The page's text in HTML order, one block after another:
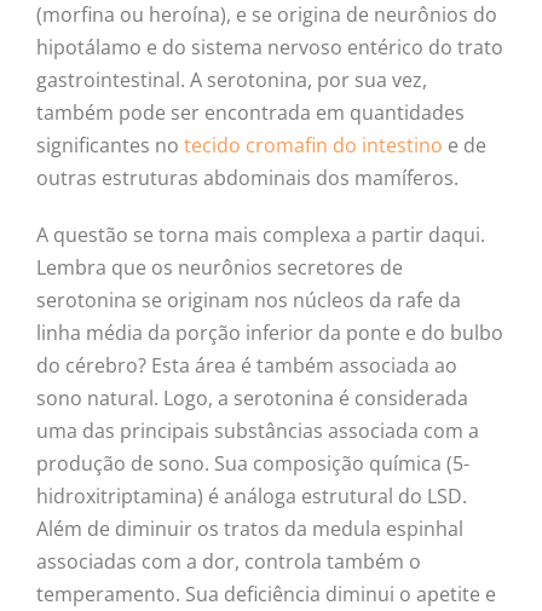
(morfina ou heroína), e se origina de neurônios do
hipotálamo e do sistema nervoso entérico do trato
gastrointestinal. A serotonina, por sua vez,
também pode ser encontrada em quantidades
significantes no tecido cromafin do intestino e de
outras estruturas abdominais dos mamíferos.
A questão se torna mais complexa a partir daqui.
Lembra que os neurônios secretores de
serotonina se originam nos núcleos da rafe da
linha média da porção inferior da ponte e do bulbo
do cérebro? Esta área é também associada ao
sono natural. Logo, a serotonina é considerada
uma das principais substâncias associada com a
produção de sono. Sua composição química (5-
hidroxitriptamina) é análoga estrutural do LSD.
Além de diminuir os tratos da medula espinhal
associadas com a dor, controla também o
temperamento. Sua deficiência diminui o apetite e